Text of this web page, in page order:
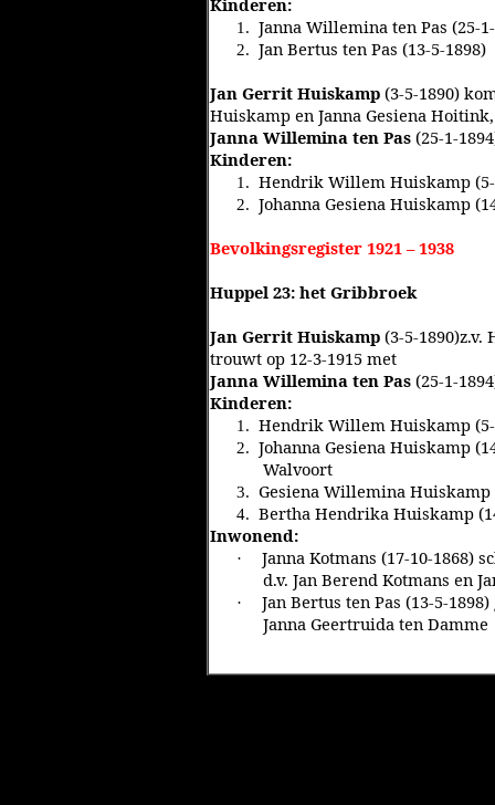
Kinderen:
1. Janna Willemina ten Pas (25-
2. Jan Bertus ten Pas (13-5-1898)
Jan Gerrit Huiskamp(3-5-1890)
Huiskamp en Janna Gesiena
Janna Willemina ten Pas(25-1-
Kinderen:
1. Hendrik Willem Huiskamp (5-
2. Johanna Gesiena Huiskamp
Bevolkingsregister 1921 – 1938
Huppel 23: het Gribbroek
Jan Gerrit Huiskamp(3-5-1890)z.v.
trouwt op 12-3-1915 met
Janna Willemina ten Pas(25-1-
Kinderen:
1. Hendrik Willem Huiskamp (5-
2. Johanna Gesiena Huiskamp
Walvoort
3. Gesiena Willemina Huiskamp
4. Bertha Hendrika Huiskamp
Inwonend:
·
Janna Kotmans (17-10-1868)
d.v. Jan Berend Kotmans en
·
Jan Bertus ten Pas (13-5-
Janna Geertruida ten Damme